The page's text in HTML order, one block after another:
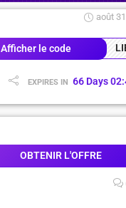
août
Afficher le code
EXPIRES IN 66 Days 02:
OBTENIR L'OFFRE